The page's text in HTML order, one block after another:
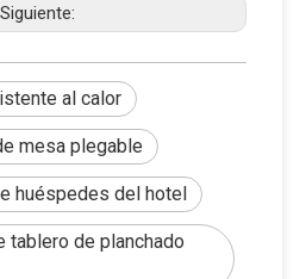
Siguiente:
al calor
mesa plegable
huéspedes del hotel
tablero de planchado